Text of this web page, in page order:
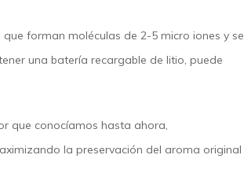
que forman moléculas de 2-5 micro iones y se
una batería recargable de litio, puede
que conocíamos hasta ahora,
la preservación del aroma original